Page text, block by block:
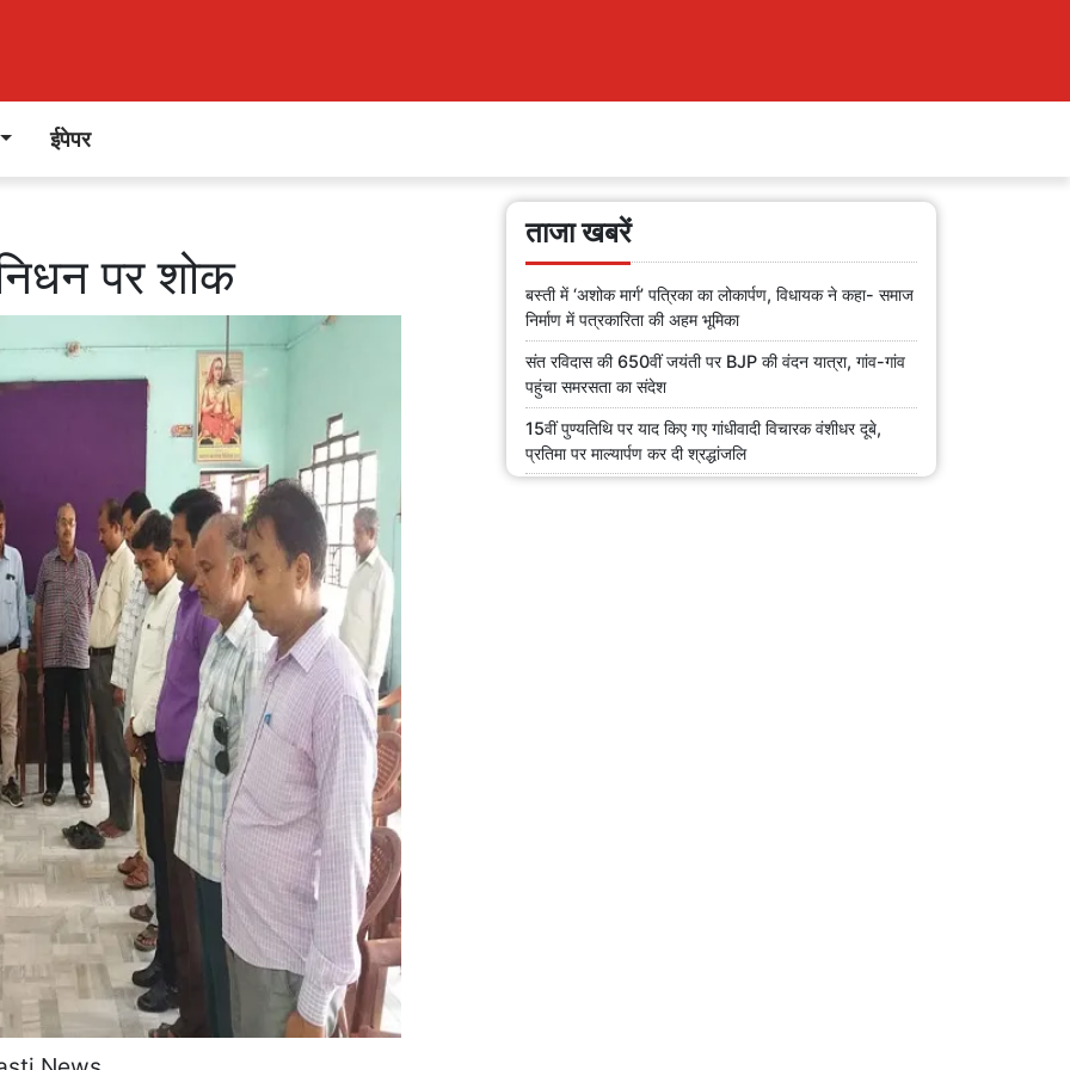
ईपेपर
पर शोक
ताजा खबरें
बस्ती में ‘अशोक मार्ग’ पत्रिका का लोकार्पण, विधायक ने कहा- समाज
निर्माण में पत्रकारिता की अहम भूमिका
संत रविदास की 650वीं जयंती पर BJP की वंदन यात्रा, गांव-गांव
पहुंचा समरसता का संदेश
15वीं पुण्यतिथि पर याद किए गए गांधीवादी विचारक वंशीधर दूबे,
प्रतिमा पर माल्यार्पण कर दी श्रद्धांजलि